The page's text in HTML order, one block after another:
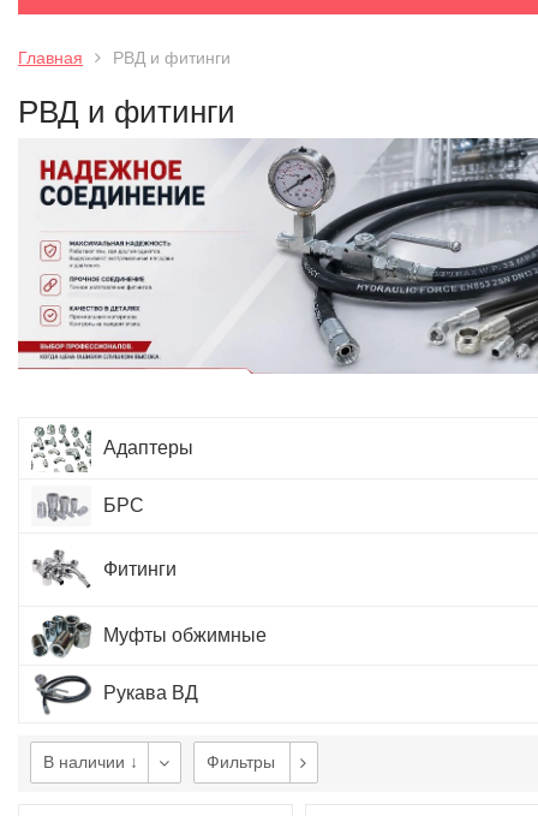
Главная РВД и фитинги
РВД и фитинги
Адаптеры
БРС
Фитинги
Муфты обжимные
Рукава ВД
В наличии ↓ Фильтры